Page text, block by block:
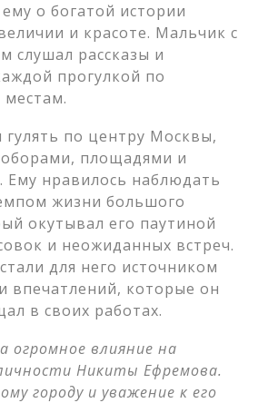
о богатой истории
и красоте. Мальчик с
слушал рассказы и
прогулкой по
местам.
по центру Москвы,
площадями и
Ему нравилось наблюдать
жизни большого
окутывал его паутиной
и неожиданных встреч.
для него источником
впечатлений, которые он
в своих работах.
огромное влияние на
Никиты Ефремова.
городу и уважение к его